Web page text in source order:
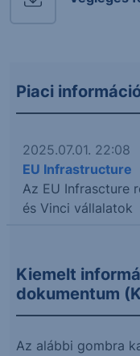
Piaci
2025.07.01. 22:08
EU Infrastructure
Az EU Infrascture
és Vinci vállalatok
Kiemelt
dokumentum
Az alábbi gombra